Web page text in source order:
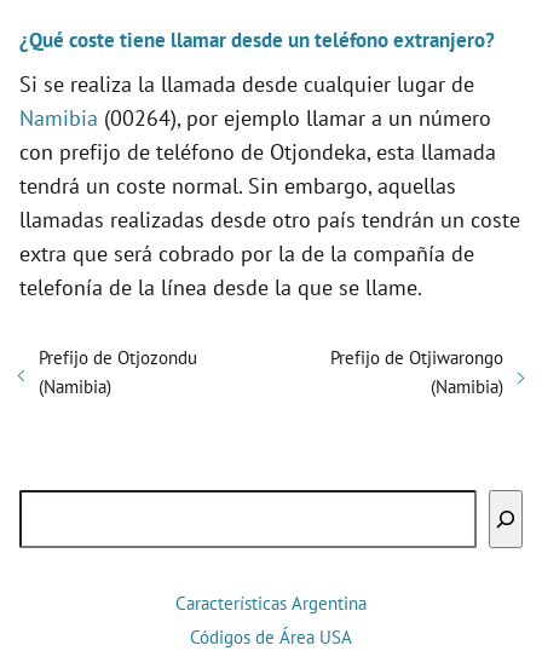
¿Qué coste tiene llamar desde un teléfono extranjero?
Si se realiza la llamada desde cualquier lugar de
Namibia (00264), por ejemplo llamar a un número
con prefijo de teléfono de Otjondeka, esta llamada
tendrá un coste normal. Sin embargo, aquellas
llamadas realizadas desde otro país tendrán un coste
extra que será cobrado por la de la compañía de
telefonía de la línea desde la que se llame.
Prefijo de Otjozondu
(Namibia)
Prefijo de Otjiwarongo
(Namibia)
Características Argentina
Códigos de Área USA